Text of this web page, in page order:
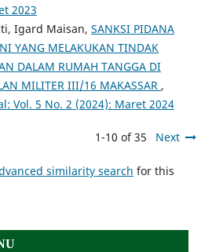
2023
Igard Maisan, SANKSI PIDANA
YANG MELAKUKAN TINDAK
DALAM RUMAH TANGGA DI
MILITER III/16 MAKASSAR ,
Vol. 5 No. 2 (2024): Maret 2024
1-10 of 35 Next
similarity search for this